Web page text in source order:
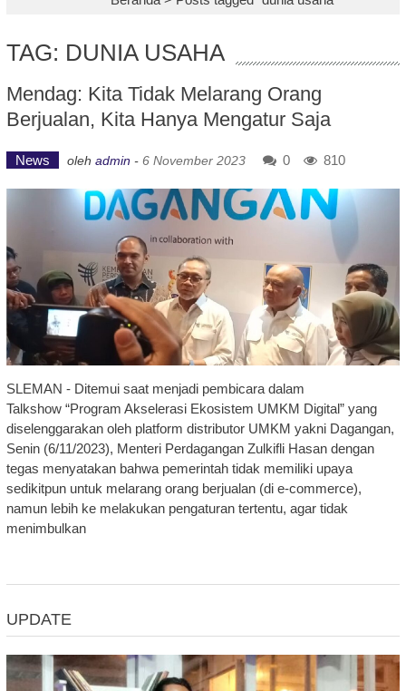
TAG: DUNIA USAHA
Mendag: Kita Tidak Melarang Orang
Berjualan, Kita Hanya Mengatur Saja
News oleh admin - 6 November 2023 0 810
SLEMAN - Ditemui saat menjadi pembicara dalam
Talkshow “Program Akselerasi Ekosistem UMKM Digital” yang
diselenggarakan oleh platform distributor UMKM yakni Dagangan,
Senin (6/11/2023), Menteri Perdagangan Zulkifli Hasan dengan
tegas menyatakan bahwa pemerintah tidak memiliki upaya
sedikitpun untuk melarang orang berjualan (di e-commerce),
namun lebih ke melakukan pengaturan tertentu, agar tidak
menimbulkan
UPDATE